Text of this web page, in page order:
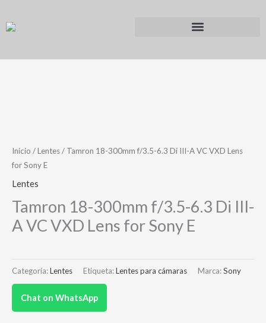
Inicio /Lentes/ Tamron 18-300mm f/3.5-6.3 Di III-A VC VXD Lens
for Sony E
Lentes
Tamron 18-300mm f/3.5-6.3 Di III-
A VC VXD Lens for Sony E
Categoría:Lentes Etiqueta:Lentes para cámaras Marca:Sony
Chat on WhatsApp